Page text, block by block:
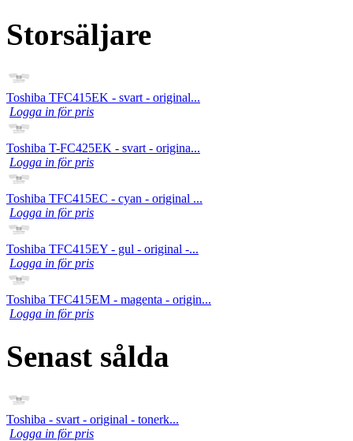
Storsäljare
Toshiba TFC415EK - svart - original...
Logga in för pris
Toshiba T-FC425EK - svart - origina...
Logga in för pris
Toshiba TFC415EC - cyan - original ...
Logga in för pris
Toshiba TFC415EY - gul - original -...
Logga in för pris
Toshiba TFC415EM - magenta - origin...
Logga in för pris
Senast sålda
Toshiba - svart - original - tonerk...
Logga in för pris